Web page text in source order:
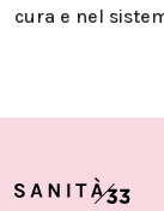
cura e nel